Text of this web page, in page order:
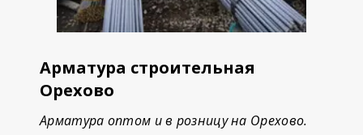
Арматура строительная
Орехово
Арматура оптом и в розницу на Орехово.